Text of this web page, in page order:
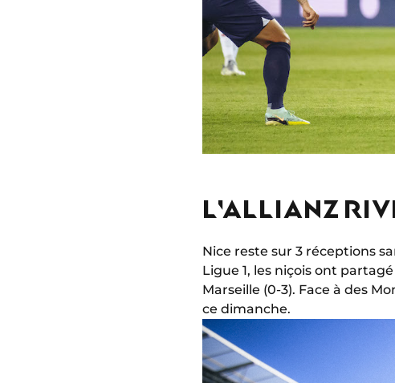
L'ALLIANZ
Nice reste sur 3 réceptions
Ligue 1, les niçois ont
Marseille (0-3). Face à des
ce dimanche.